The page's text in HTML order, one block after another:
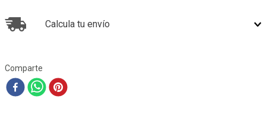
Calcula tu envío
Comparte